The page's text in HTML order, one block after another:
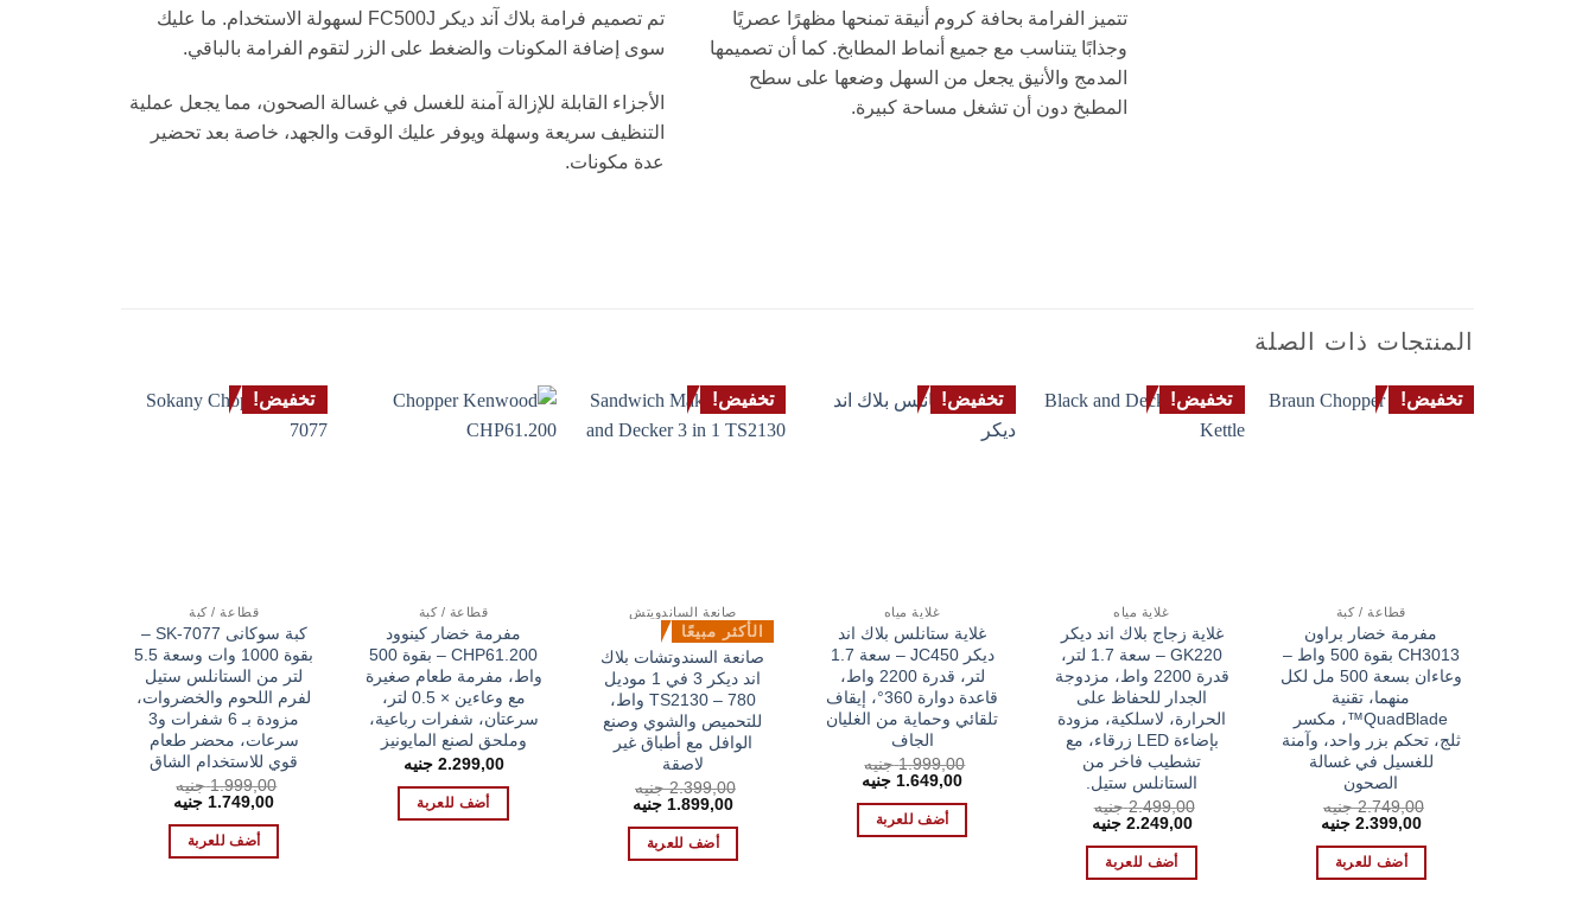
تتميز الفرامة بحافة كروم أنيقة تمنحها مظهرًا عصريًا
وجذابًا يتناسب مع جميع أنماط المطابخ. كما أن تصميمها
المدمج والأنيق يجعل من السهل وضعها على سطح
المطبخ دون أن تشغل مساحة كبيرة.
تم تصميم فرامة بلاك آند ديكر FC500J لسهولة الاستخدام. ما عليك
سوى إضافة المكونات والضغط على الزر لتقوم الفرامة بالباقي.
الأجزاء القابلة للإزالة آمنة للغسل في غسالة الصحون، مما يجعل عملية
التنظيف سريعة وسهلة ويوفر عليك الوقت والجهد، خاصة بعد تحضير
عدة مكونات.
المنتجات ذات الصلة
تخفيض!
قطاعة / كبة
مفرمة خضار براون
CH3013 بقوة 500 واط –
وعاءان بسعة 500 مل لكل
منهما، تقنية
QuadBlade™، مكسر
ثلج، تحكم بزر واحد، وآمنة
للغسيل في غسالة
الصحون
2.749,00 جنيه
السعر
هو:
2.749,00 EGP.
2.399,00 جنيه
أضف للعربة
تخفيض!
غلاية مياه
غلاية زجاج بلاك اند ديكر
GK220 – سعة 1.7 لتر،
قدرة 2200 واط، مزدوجة
الجدار للحفاظ على
الحرارة، لاسلكية، مزودة
بإضاءة LED زرقاء، مع
تشطيب فاخر من
الستانلس ستيل.
2.499,00 جنيه
السعر
هو:
2.499,00 EGP.
2.249,00 جنيه
أضف للعربة
تخفيض!
غلاية مياه
غلاية ستانلس بلاك اند
ديكر JC450 – سعة 1.7
لتر، قدرة 2200 واط،
قاعدة دوارة 360°، إيقاف
تلقائي وحماية من الغليان
الجاف
1.999,00 جنيه
السعر
هو:
1.999,00 EGP.
1.649,00 جنيهالسعر
أضف للعربة
تخفيض!
صانعة الساندويتش
الأكثر مبيعًا
صانعة السندوتشات بلاك
اند ديكر 3 في 1 موديل
TS2130 – 780 واط،
للتحميص والشوي وصنع
الوافل مع أطباق غير
لاصقة
2.399,00 جنيه
السعر
هو:
2.399,00 EGP.
1.899,00 جنيه
أضف للعربة
قطاعة / كبة
مفرمة خضار كينوود
CHP61.200 – بقوة 500
واط، مفرمة طعام صغيرة
مع وعاءين × 0.5 لتر،
سرعتان، شفرات رباعية،
وملحق لصنع المايونيز
2.299,00 جنيه
أضف للعربة
تخفيض!
قطاعة / كبة
كبة سوكانى SK-7077 –
بقوة 1000 وات وسعة 5.5
لتر من الستانلس ستيل
لفرم اللحوم والخضروات،
مزودة بـ 6 شفرات و3
سرعات، محضر طعام
قوي للاستخدام الشاق
1.999,00 جنيه
السعر
هو:
1.999,00 EGP.
1.749,00 جنيهالسعر
أضف للعربة